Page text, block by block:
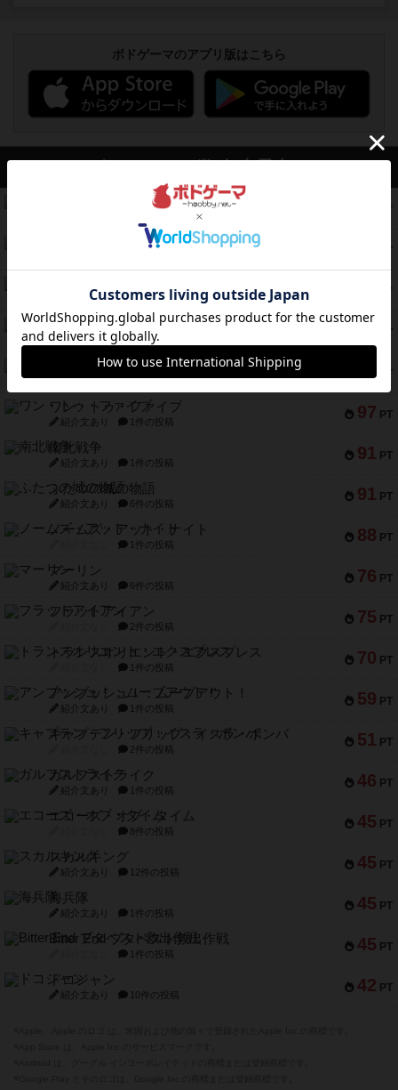
ボドゲーマのアプリ版はこちら
PT
無限まちがいさがし
PT
リワイルド：サウスアメリカ
PT
紹介文あり 1件の投稿
PT
宵と暁の呪文書
紹介文あり 8件の投稿
103 PT
セミファイナル ～お前はまだ生きている～
紹介文あり 1件の投稿
97 PT
ワン・トゥ・ファイブ
紹介文あり 1件の投稿
91 PT
南北戦争
紹介文あり 1件の投稿
91 PT
ふたつの城の物語
紹介文あり 6件の投稿
88 PT
ノームズ・アット・ナイト
1件の投稿
76 PT
マーリン
紹介文あり 6件の投稿
75 PT
フラットアイアン
2件の投稿
70 PT
トランスオリエント・エクスプレス
1件の投稿
59 PT
アンブッシュ！：ムーブアウト！
紹介文あり 1件の投稿
51 PT
キャプテン・フリップ：イスラ・ボンバ
2件の投稿
46 PT
ガルフストライク
紹介文あり 1件の投稿
45 PT
エコーズ・オブ・タイム
8件の投稿
45 PT
スカルキング
紹介文あり 12件の投稿
45 PT
海兵隊
紹介文あり 1件の投稿
45 PT
Bitter End ブタペスト救出作戦
1件の投稿
42 PT
ドコジャン
紹介文あり 10件の投稿